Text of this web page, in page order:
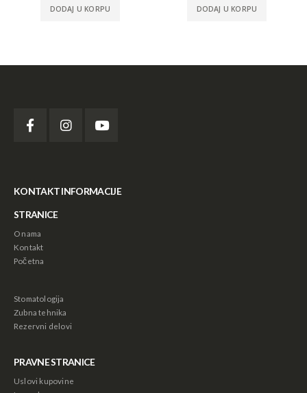
DODAJ U KORPU DODAJ U KORPU
KONTAKT INFORMACIJE
STRANICE
O nama
Kontakt
Početna
Stomatologija
Zubna tehnika
Rezervni delovi
PRAVNE STRANICE
Uslovi kupovine